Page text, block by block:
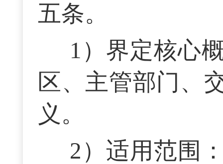
五条。
1）界定核心
区、主管部门、
义。
2）适用范围